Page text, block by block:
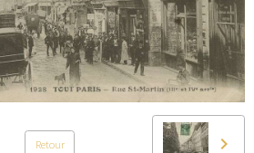
Retour